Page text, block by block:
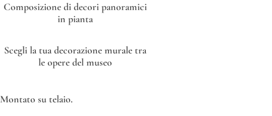
Composizione di decori panoramici
in pianta
Scegli la tua decorazione murale tra
le opere del museo
Montato su telaio.